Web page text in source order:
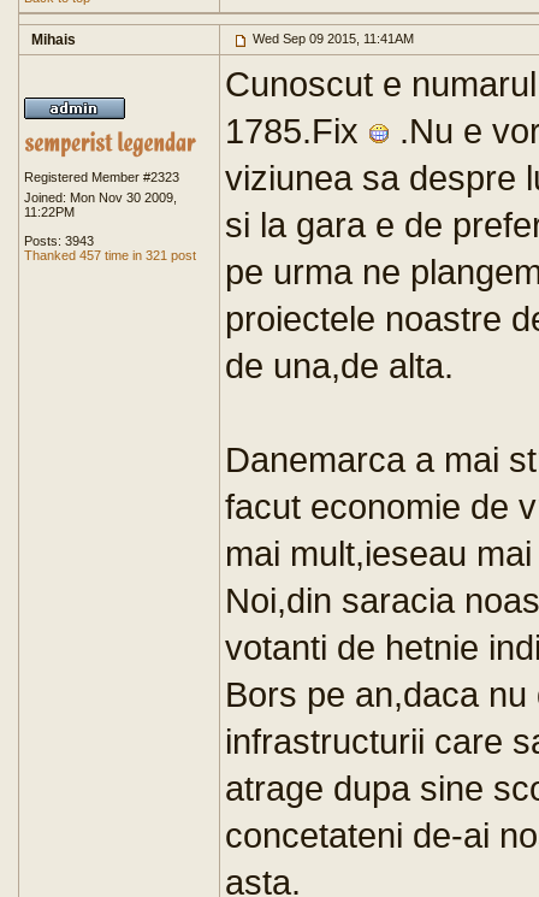
Mihais Wed Sep 09 2015, 11:41AM
Registered Member #2323
Joined: Mon Nov 30 2009,
11:22PM
Posts: 3943
Thanked 457 time in 321 post
Cunoscut e
1785.Fix
.Nu e
viziunea sa despre
si la gara e de
pe urma ne
proiectele noastre
de una,de alta.
Danemarca a mai
facut economie de
mai mult,ieseau
Noi,din saracia
votanti de hetnie
Bors pe an,daca
infrastructurii care
atrage dupa sine
concetateni de-ai
asta.